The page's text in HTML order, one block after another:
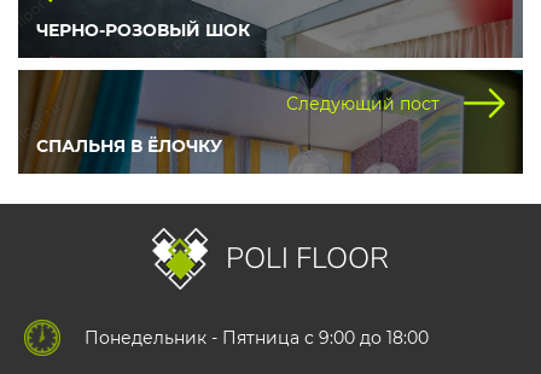
ЧЕРНО-РОЗОВЫЙ ШОК
Следующий пост
СПАЛЬНЯ В ЁЛОЧКУ
POLI FLOOR
Понедельник - Пятница с 9:00 до 18:00